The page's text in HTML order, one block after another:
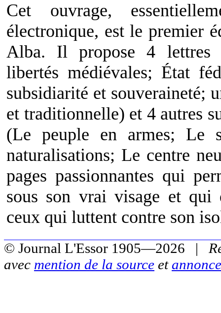
Cet ouvrage,
électronique, est le premier
Alba. Il propose 4 lettres
libertés médiévales; État
subsidiarité et souveraineté;
et traditionnelle) et 4 autres
(Le peuple en armes; Le
naturalisations; Le centre
pages passionnantes qui
sous son vrai visage et qui
ceux qui luttent contre son
© Journal L'Essor 1905—2026 |
avec mention de la source et